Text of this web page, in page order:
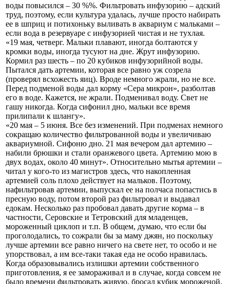
воды повысился – 30 %%. Фильтровать инфузорию – адский
труд, поэтому, если культура удалась, лучше просто набирать
ее в шприц и потихоньку выливать в аквариум с мальками –
если вода в резервуаре с инфузорией чистая и не тухлая.
«19 мая, четверг. Мальки плавают, иногда болтаются у
кромки воды, иногда тусуют на дне. Жрут инфузорию.
Кормил раз шесть – по 20 кубиков инфузорийной воды.
Пытался дать артемии, которая все равно уж созрела
(проверял всхожесть яиц). Вроде немного жрали, но не все.
Перед подменой воды дал корму «Сера микрон», разболтав
его в воде. Кажется, не жрали. Подменивал воду. Свет не
гашу никогда. Когда сифонил дно, мальки все время
прилипали к шлангу».
«20 мая – 5 июня. Все без изменений. При подменах немного
сокращаю количество фильтрованной воды и увеличиваю
аквариумной. Сифоню дно. 21 мая вечером дал артемию –
набили брюшки и стали оранжевого цвета. Артемию мою в
двух водах, около 40 минут». Относительно мытья артемии –
читал у кого-то из магистров здесь, что накопленная
артемией соль плохо действует на мальков. Поэтому,
нафильтровав артемии, выпускал ее на полчаса попастись в
пресную воду, потом второй раз фильтровал и выдавал
едокам. Несколько раз пробовал давать другие корма – в
частности, Серовские и Тетровский для младенцев,
мороженный циклоп и т.п. В общем, думаю, что если бы
проголодались, то сожрали бы за маму джян, но поскольку
лучше артемии все равно ничего на свете нет, то особо и не
упорствовал, а им все-таки такая еда не особо нравилась.
Когда образовывались излишки артемии собственного
приготовления, я ее замораживал и в случае, когда совсем не
было времени фильтровать живую, бросал кубик мороженой.